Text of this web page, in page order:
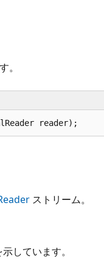
。
reader);
ストリーム。
しています。